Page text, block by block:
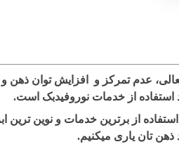
عدم تمرکز و افزایش توان ذهن
از خدمات نوروفیدبک است.
از برترین خدمات و نوین ترین
تان یاری میکنیم.